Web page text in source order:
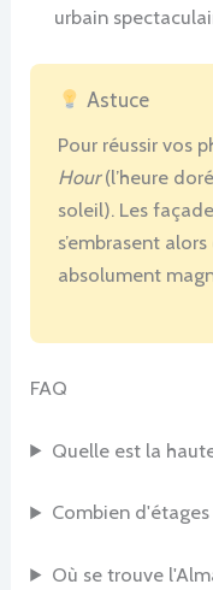
urbain
Astuce
Pour réussir vos
Hour(l’heure
soleil). Les
s’embrasent
absolument
FAQ
Quelle est la
Combien
Où se trouve